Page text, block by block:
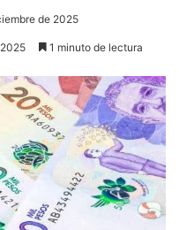
de 2025
1 minuto de lectura